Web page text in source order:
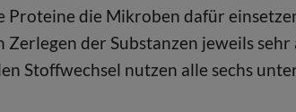
die Mikroben dafür
der Substanzen jeweils
Stoffwechsel nutzen alle sechs